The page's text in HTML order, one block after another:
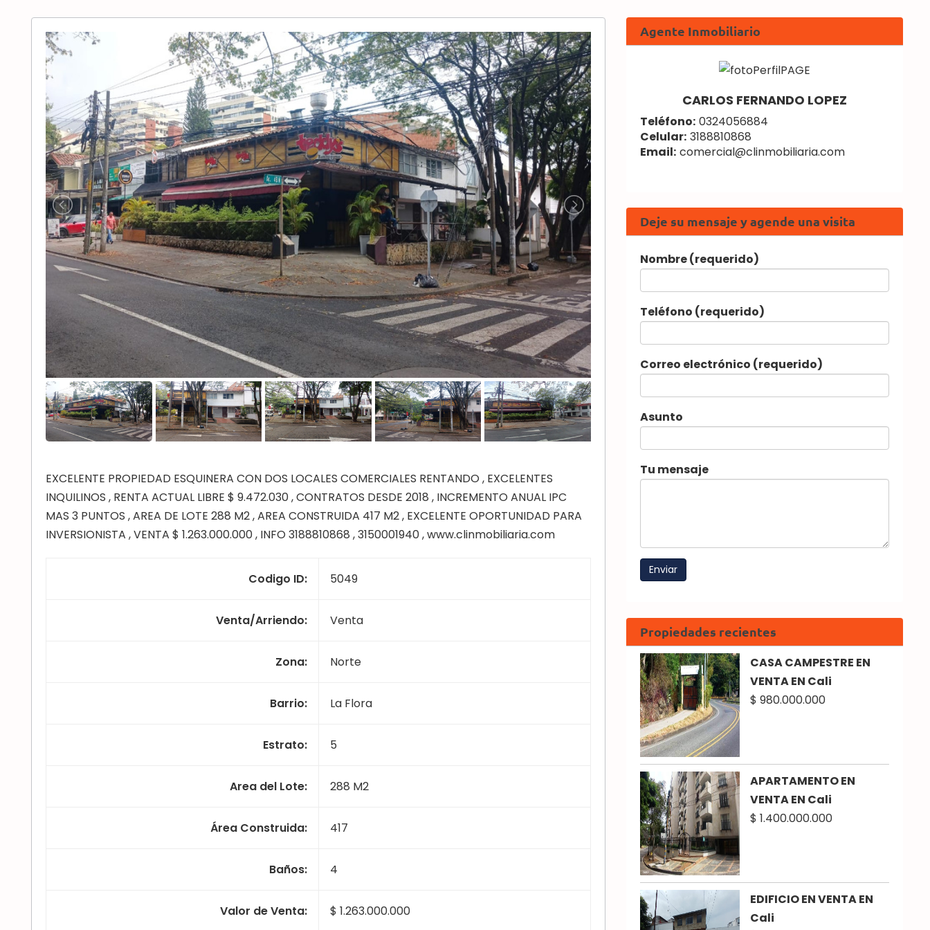
EXCELENTE PROPIEDAD ESQUINERA CON DOS LOCALES COMERCIALES RENTANDO , EXCELENTES
INQUILINOS , RENTA ACTUAL LIBRE $ 9.472.030 , CONTRATOS DESDE 2018 , INCREMENTO ANUAL IPC
MAS 3 PUNTOS , AREA DE LOTE 288 M2 , AREA CONSTRUIDA 417 M2 , EXCELENTE OPORTUNIDAD PARA
INVERSIONISTA , VENTA $ 1.263.000.000 , INFO 3188810868 , 3150001940 , www.clinmobiliaria.com
Codigo ID: 5049
Venta/Arriendo: Venta
Zona: Norte
Barrio: La Flora
Estrato: 5
Area del Lote: 288 M2
Área Construida: 417
Baños: 4
Valor de Venta: $ 1.263.000.000
Agente Inmobiliario
CARLOS FERNANDO LOPEZ
Teléfono: 0324056884
Celular: 3188810868
Email: comercial@clinmobiliaria.com
Deje su mensaje y agende una visita
Nombre (requerido)
Teléfono (requerido)
Correo electrónico (requerido)
Asunto
Tu mensaje
Propiedades recientes
CASA CAMPESTRE EN
VENTA EN Cali
$ 980.000.000
APARTAMENTO EN
VENTA EN Cali
$ 1.400.000.000
EDIFICIO EN VENTA EN
Cali